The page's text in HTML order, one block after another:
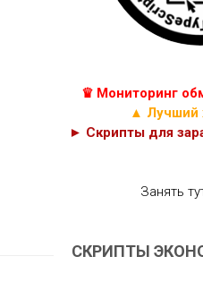
♛ Мониторинг
▲ Лучший
► Скрипты для
Занять
СКРИПТЫ